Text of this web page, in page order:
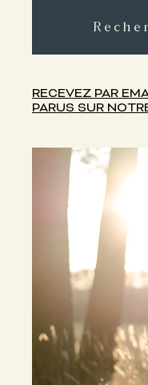
RECEVEZ PAR
PARUS SUR